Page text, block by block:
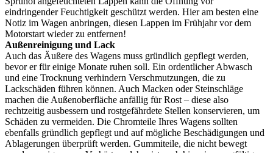
eindringender Feuchtigkeit geschützt werden. Hier am besten eine
Notiz im Wagen anbringen, diesen Lappen im Frühjahr vor dem
Motorstart wieder zu entfernen!
Außenreinigung und Lack
Auch das Äußere des Wagens muss gründlich gepflegt werden,
bevor er für einige Monate ruhen soll. Ein ordentlicher Abwasch
und eine Trocknung verhindern Verschmutzungen, die zu
Lackschäden führen können. Auch Macken oder Steinschläge
machen die Außenoberfläche anfällig für Rost – diese also
rechtzeitig ausbessern und rostgefährdete Stellen konservieren, um
Schäden zu vermeiden. Die Chromteile Ihres Wagens sollten
ebenfalls gründlich gepflegt und auf mögliche Beschädigungen und
Ablagerungen überprüft werden. Gummiteile, die nicht bewegt